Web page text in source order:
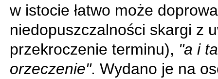
w istocie łatwo może
niedopuszczalności skargi z
przekroczenie terminu), "a i
orzeczenie". Wydano je na